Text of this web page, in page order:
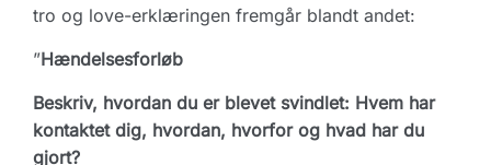
tro og love-erklæringen fremgår blandt andet:
”Hændelsesforløb
Beskriv, hvordan du er blevet svindlet: Hvem har
kontaktet dig, hvordan, hvorfor og hvad har du
gjort?